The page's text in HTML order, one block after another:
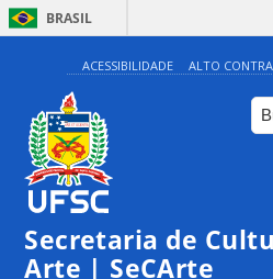
BRASIL
ACESSIBILIDADE ALTO
Secretaria de
Arte | SeCArte